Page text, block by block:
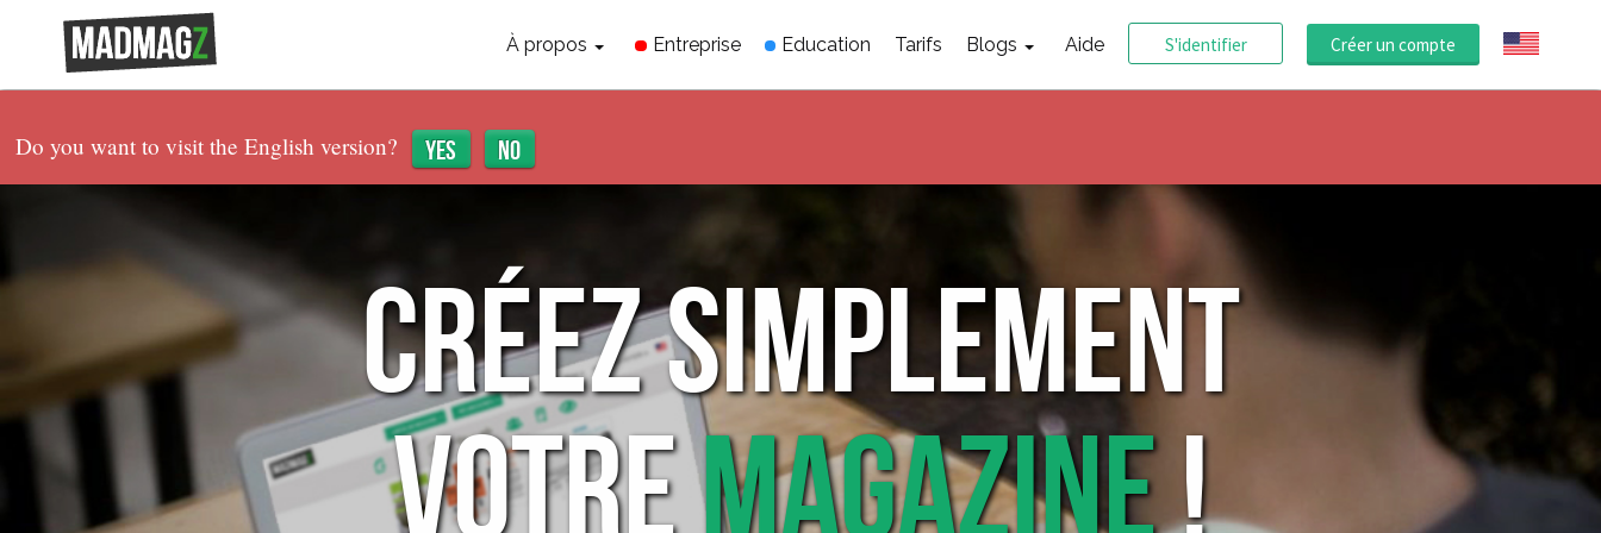
S'identifier Créer un compte
À propos Tarifs Blogs
Entreprise Education Aide
Do you want to visit the English version? Yes No
CRÉEZ SIMPLEMENT
VOTREMAGAZINE!